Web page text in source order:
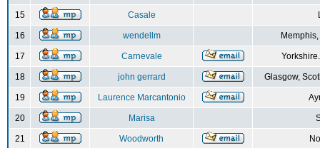
15 Casale
16 wendellm
17 Carnevale
18 john gerrard Glasgow,
19 Laurence Marcantonio
20 Marisa
21 Woodworth